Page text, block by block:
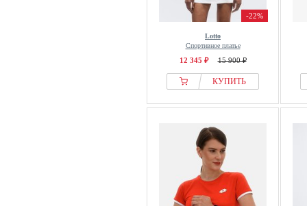
-22%
Lotto
Спортивное платье
12 345 ₽ 15 900 ₽
КУПИТЬ